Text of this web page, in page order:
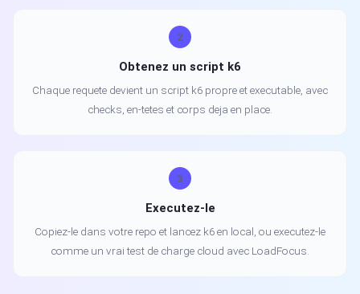
2
Obtenez un script k6
Chaque requete devient un script k6 propre et executable, avec
checks, en-tetes et corps deja en place.
3
Executez-le
Copiez-le dans votre repo et lancez k6 en local, ou executez-le
comme un vrai test de charge cloud avec LoadFocus.